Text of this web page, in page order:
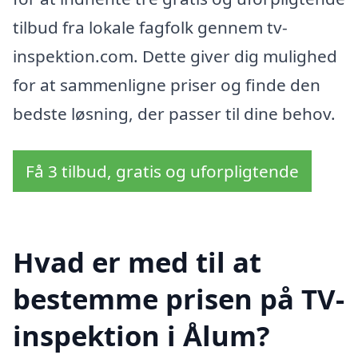
tilbud fra lokale fagfolk gennem tv-
inspektion.com. Dette giver dig mulighed
for at sammenligne priser og finde den
bedste løsning, der passer til dine behov.
Få 3 tilbud, gratis og uforpligtende
Hvad er med til at
bestemme prisen på TV-
inspektion i Ålum?